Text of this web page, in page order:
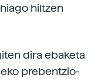
hiltzen
dira ebaketa
prebentzio-